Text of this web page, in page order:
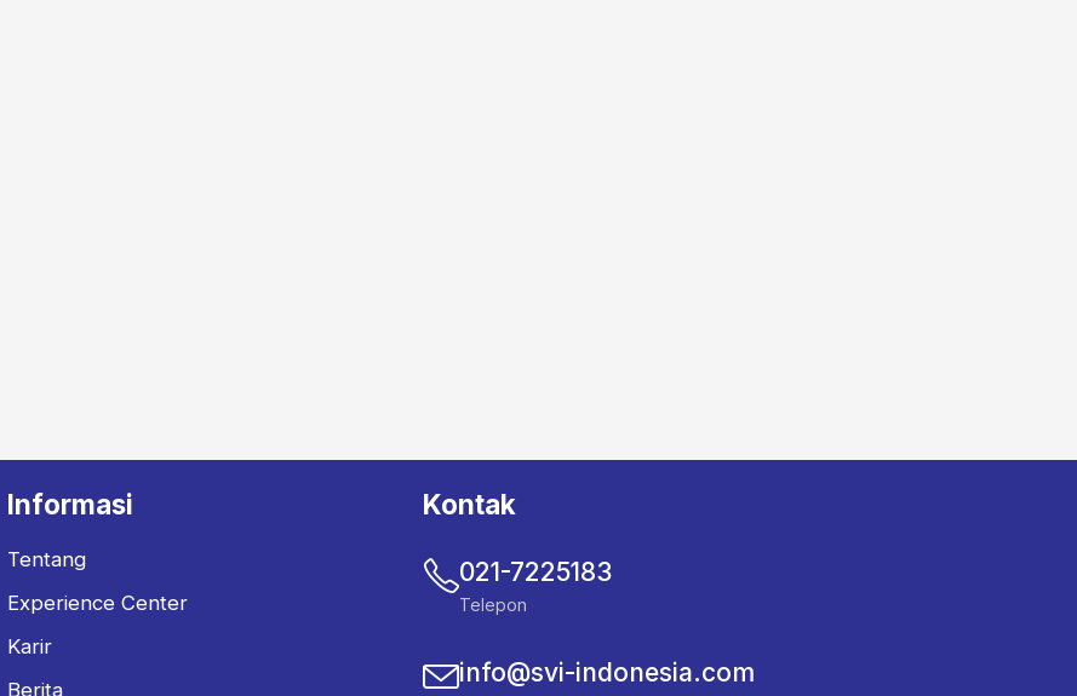
Informasi
Tentang
Experience Center
Karir
Berita
Kontak
021-7225183
Telepon
info@svi-indonesia.com